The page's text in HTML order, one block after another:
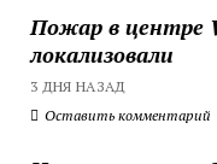
Пожар в центре
локализовали
3 ДНЯ НАЗАД
Оставить комментарий